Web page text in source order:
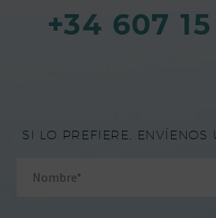
+34 607
SI LO PREFIERE, ENVÍENOS